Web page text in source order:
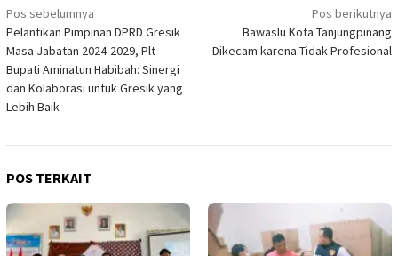
Navigasi
pos
Pos sebelumnya
Pelantikan Pimpinan DPRD Gresik
Masa Jabatan 2024-2029, Plt
Bupati Aminatun Habibah: Sinergi
dan Kolaborasi untuk Gresik yang
Lebih Baik
Pos berikutnya
Bawaslu Kota Tanjungpinang
Dikecam karena Tidak Profesional
POS TERKAIT